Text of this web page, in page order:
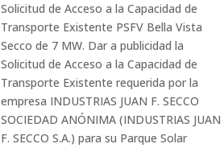
Solicitud de Acceso a la Capacidad de
Transporte Existente PSFV Bella Vista
Secco de 7 MW. Dar a publicidad la
Solicitud de Acceso a la Capacidad de
Transporte Existente requerida por la
empresa INDUSTRIAS JUAN F. SECCO
SOCIEDAD ANÓNIMA (INDUSTRIAS JUAN
F. SECCO S.A.) para su Parque Solar